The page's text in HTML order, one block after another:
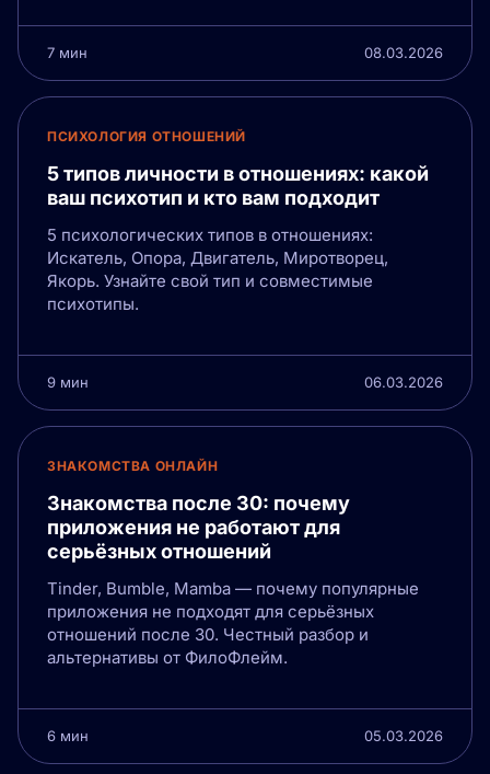
7 мин 08.03.2026
ПСИХОЛОГИЯ ОТНОШЕНИЙ
5 типов личности в отношениях: какой
ваш психотип и кто вам подходит
5 психологических типов в отношениях:
Искатель, Опора, Двигатель, Миротворец,
Якорь. Узнайте свой тип и совместимые
психотипы.
9 мин 06.03.2026
ЗНАКОМСТВА ОНЛАЙН
Знакомства после 30: почему
приложения не работают для
серьёзных отношений
Tinder, Bumble, Mamba — почему популярные
приложения не подходят для серьёзных
отношений после 30. Честный разбор и
альтернативы от ФилоФлейм.
6 мин 05.03.2026